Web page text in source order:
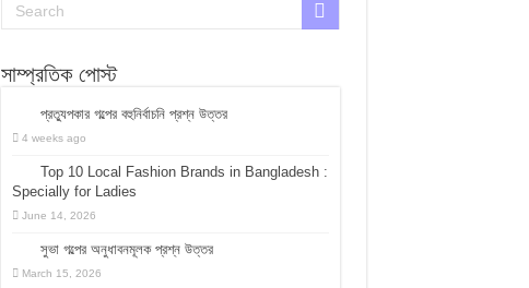
সাম্প্রতিক পোস্ট
প্রত্যুপকার গল্পের বহুনির্বাচনি প্রশ্ন উত্তর
4 weeks ago
Top 10 Local Fashion Brands in Bangladesh :
Specially for Ladies
June 14, 2026
সুভা গল্পের অনুধাবনমূলক প্রশ্ন উত্তর
March 15, 2026